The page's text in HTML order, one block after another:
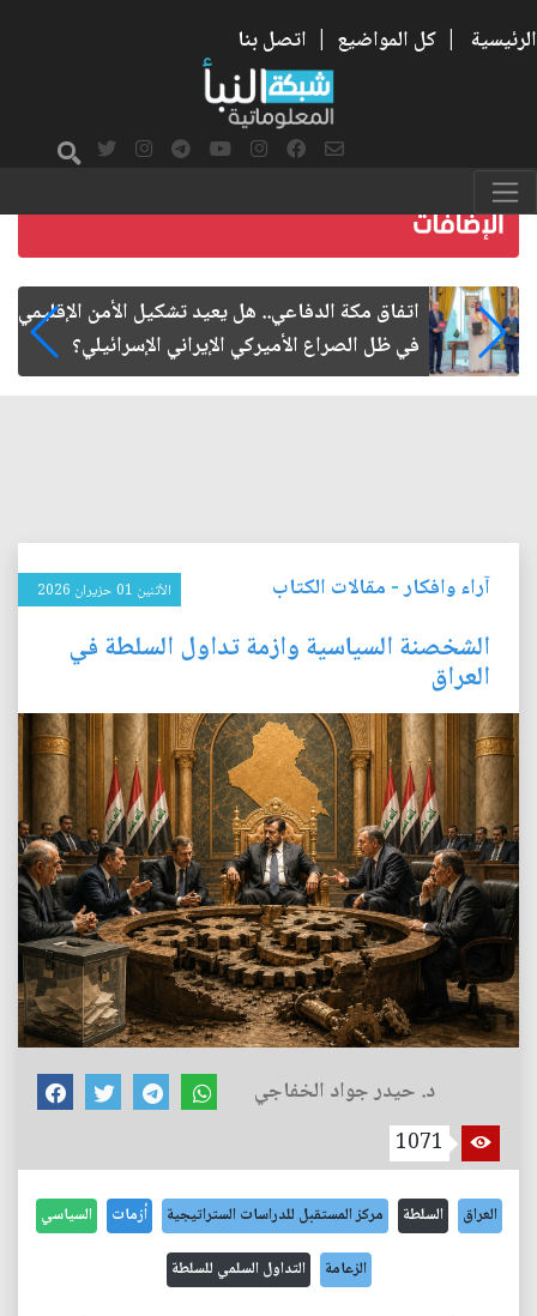
الرئيسية | كل المواضيع | اتصل بنا
كلمات مترابطة في القرآن الكريم.. اصبروا وصابروا
آراء وافكار- مقالات الكتاب الأثنين 01 حزيران 2026
الشخصنة السياسية وازمة تداول السلطة في
العراق
د. حيدر جواد الخفاجي
1071
العراق السلطة مركز المستقبل للدراسات الستراتيجية أزمات السياسي
الزعامة التداول السلمي للسلطة